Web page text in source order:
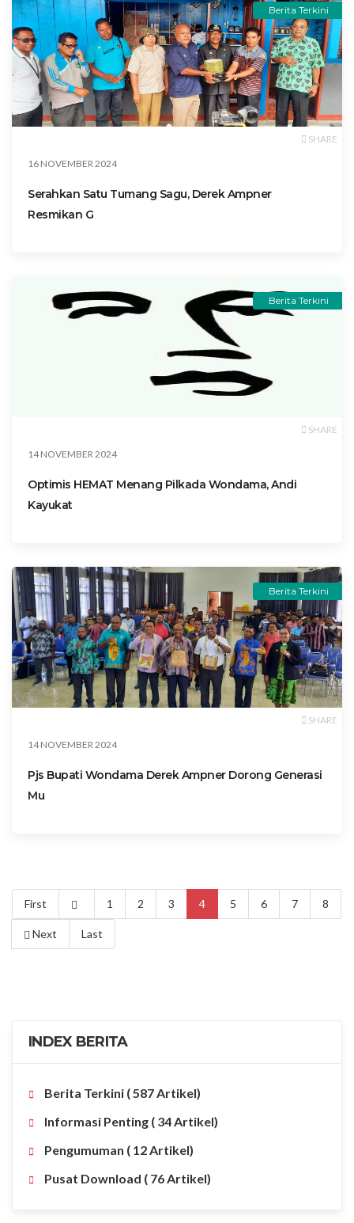
Berita Terkini
SHARE
16 NOVEMBER 2024
Serahkan Satu Tumang Sagu, Derek Ampner
Resmikan G
Berita Terkini
SHARE
14 NOVEMBER 2024
Optimis HEMAT Menang Pilkada Wondama, Andi
Kayukat
Berita Terkini
SHARE
14 NOVEMBER 2024
Pjs Bupati Wondama Derek Ampner Dorong Generasi
Mu
First 1 2 3 4 5 6 7 8
Next Last
INDEX BERITA
Berita Terkini ( 587 Artikel)
Informasi Penting ( 34 Artikel)
Pengumuman ( 12 Artikel)
Pusat Download ( 76 Artikel)